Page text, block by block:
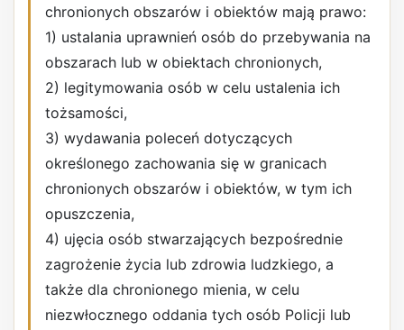
chronionych obszarów i obiektów mają prawo:
1) ustalania uprawnień osób do przebywania na
obszarach lub w obiektach chronionych,
2) legitymowania osób w celu ustalenia ich
tożsamości,
3) wydawania poleceń dotyczących
określonego zachowania się w granicach
chronionych obszarów i obiektów, w tym ich
opuszczenia,
4) ujęcia osób stwarzających bezpośrednie
zagrożenie życia lub zdrowia ludzkiego, a
także dla chronionego mienia, w celu
niezwłocznego oddania tych osób Policji lub